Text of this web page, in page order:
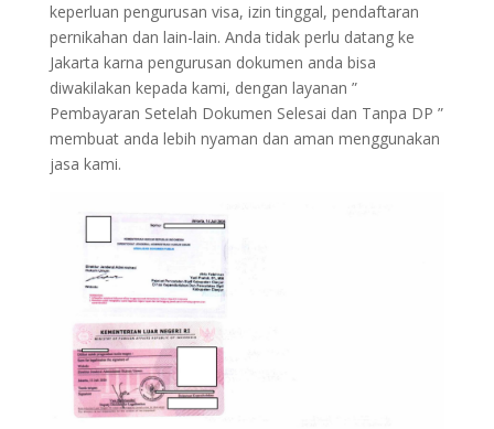
keperluan pengurusan visa, izin tinggal, pendaftaran
pernikahan dan lain-lain. Anda tidak perlu datang ke
Jakarta karna pengurusan dokumen anda bisa
diwakilakan kepada kami, dengan layanan ”
Pembayaran Setelah Dokumen Selesai dan Tanpa DP ”
membuat anda lebih nyaman dan aman menggunakan
jasa kami.